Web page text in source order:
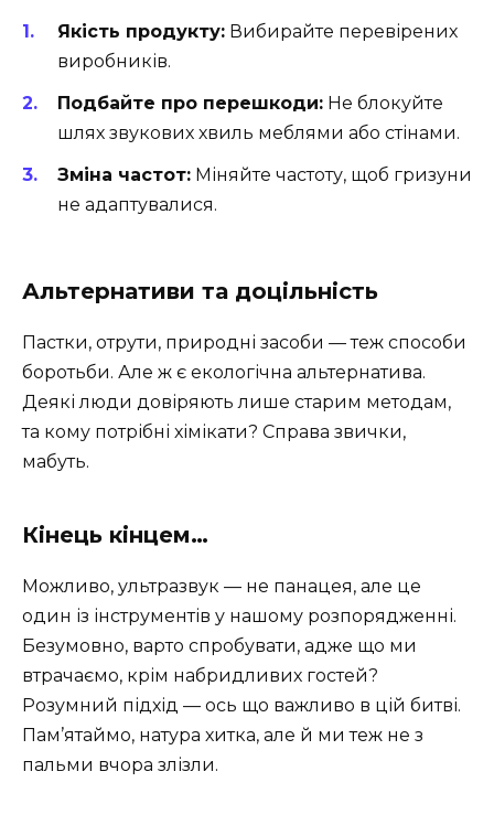
Якість продукту: Вибирайте перевірених
виробників.
Подбайте про перешкоди: Не блокуйте
шлях звукових хвиль меблями або стінами.
Зміна частот: Міняйте частоту, щоб гризуни
не адаптувалися.
Альтернативи та доцільність
Пастки, отрути, природні засоби — теж способи
боротьби. Але ж є екологічна альтернатива.
Деякі люди довіряють лише старим методам,
та кому потрібні хімікати? Справа звички,
мабуть.
Кінець кінцем…
Можливо, ультразвук — не панацея, але це
один із інструментів у нашому розпорядженні.
Безумовно, варто спробувати, адже що ми
втрачаємо, крім набридливих гостей?
Розумний підхід — ось що важливо в цій битві.
Пам’ятаймо, натура хитка, але й ми теж не з
пальми вчора злізли.